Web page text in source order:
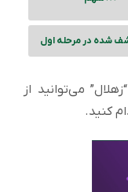
شده در مرحله اول
می‌توانید از
کنید.